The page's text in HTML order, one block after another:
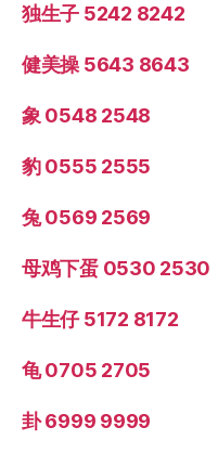
独生子 5242 8242
健美操 5643 8643
象 0548 2548
豹 0555 2555
兔 0569 2569
母鸡下蛋 0530 2530
牛生仔 5172 8172
龟 0705 2705
卦 6999 9999